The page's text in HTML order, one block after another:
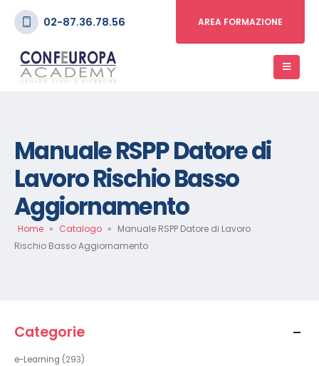
02-87.36.78.56 AREA FORMAZIONE
Manuale RSPP Datore di
Lavoro Rischio Basso
Aggiornamento
Home » Catalogo » Manuale RSPP Datore di Lavoro
Rischio Basso Aggiornamento
Categorie
e-Learning (293)